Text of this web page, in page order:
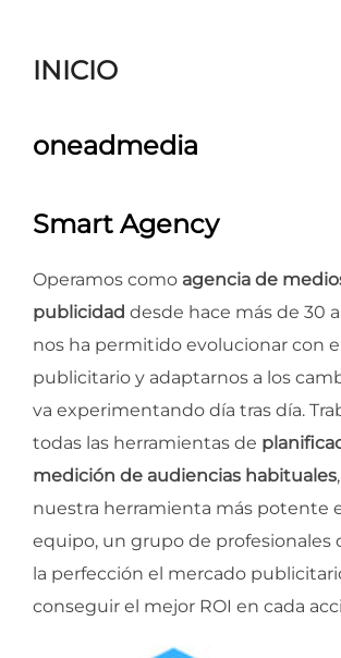
INICIO
oneadmedia
Smart Agency
Operamos como agencia de
publicidad desde hace más de 30
nos ha permitido evolucionar con
publicitario y adaptarnos a los
va experimentando día tras día.
todas las herramientas de
medición de audiencias habituales
nuestra herramienta más potente
equipo, un grupo de profesionales
la perfección el mercado
conseguir el mejor ROI en cada